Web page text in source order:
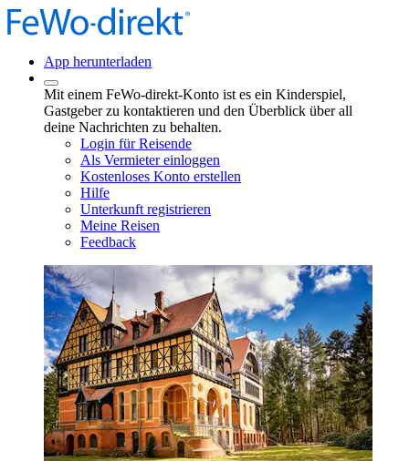
App herunterladen
Mit einem FeWo-direkt-Konto ist es ein Kinderspiel,
Gastgeber zu kontaktieren und den Überblick über all
deine Nachrichten zu behalten.
Login für Reisende
Als Vermieter einloggen
Kostenloses Konto erstellen
Hilfe
Unterkunft registrieren
Meine Reisen
Feedback